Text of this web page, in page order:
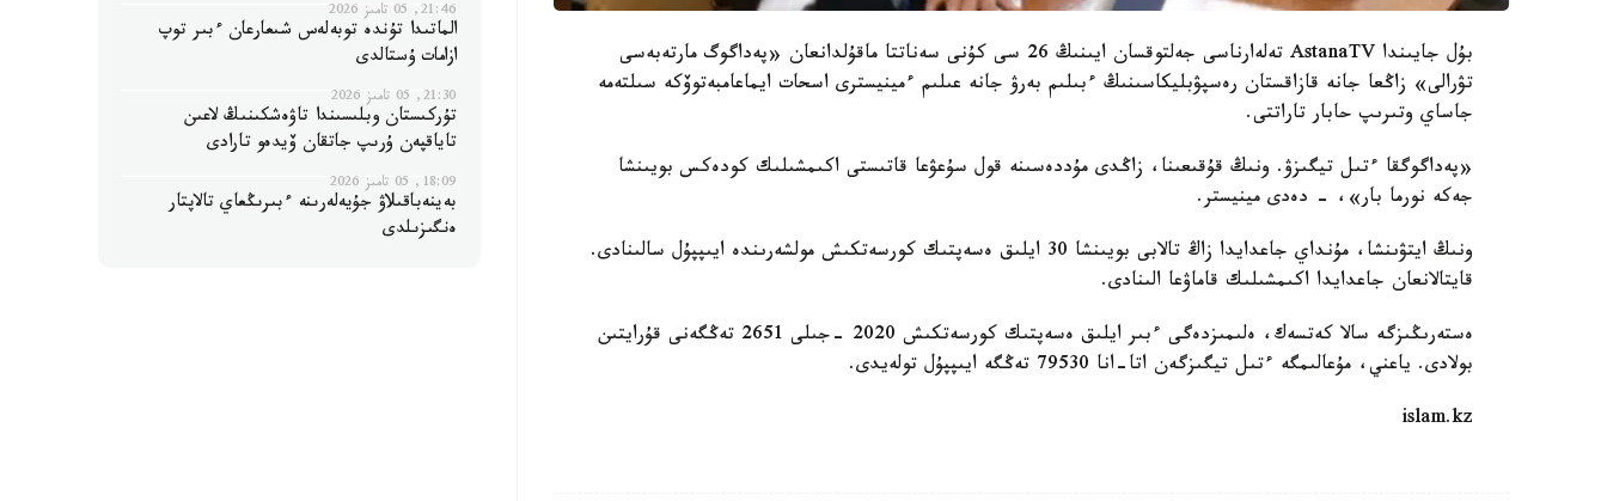
بۇل جايىندا AstanaTV تەلەارناسى جەلتوقسان ايىنىڭ 26 سى كۇنى سەناتتا ماقۇلدانعان «پەداگوگ مارتەبەسى
تۋرالى» زاڭعا جانە قازاقستان رەسپۋبليكاسىنىڭ ءبىلىم بەرۋ جانە عىلىم ءمينيسترى اسحات ايماعامبەتوۆكە سىلتەمە
جاساي وتىرىپ حابار تاراتتى.
«پەداگوگقا ءتىل تيگىزۋ. ونىڭ قۇقىعىنا، زاڭدى مۇددەسىنە قول سۇعۋعا قاتىستى اكىمشىلىك كودەكس بويىنشا
جەكە نورما بار»، - دەدى مينيستر.
ونىڭ ايتۋىنشا، مۇنداي جاعدايدا زاڭ تالابى بويىنشا 30 ايلىق ەسەپتىك كورسەتكىش مولشەرىندە ايىپپۇل سالىنادى.
قايتالانعان جاعدايدا اكىمشىلىك قاماۋعا الىنادى.
ەستەرىڭىزگە سالا كەتسەك، ەلىمىزدەگى ءبىر ايلىق ەسەپتىك كورسەتكىش 2020 -جىلى 2651 تەڭگەنى قۇرايتىن
بولادى. ياعني، مۇعالىمگە ءتىل تيگىزگەن اتا-انا 79530 تەڭگە ايىپپۇل تولەيدى.
islam.kz
21:46, 05 تامىز 2026
الماتىدا تۇندە توبەلەس شىعارعان ءبىر توپ
ازامات ۇستالدى
21:30, 05 تامىز 2026
تۇركىستان وبلىسىندا تاۋەشكىنىڭ لاعىن
تاياقپەن ۇرىپ جاتقان ۆيدەو تارادى
18:09, 05 تامىز 2026
بەينەباقىلاۋ جۇيەلەرىنە ءبىرىڭعاي تالاپتار
ەنگىزىلدى